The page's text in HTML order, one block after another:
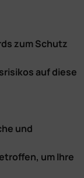
zum Schutz
auf diese
und
um Ihre